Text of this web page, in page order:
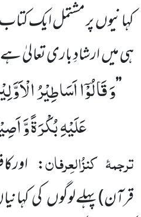
کہانیوںپر مشتمل ایک
ہی میںارشادِ باری تعالیٰ
’’وَ قَالُوْۤا اَسَاطِیْرُ
عَلَیْهِ بُكْرَةً وَّ
ترجمۂکنزُالعِرفان:
قرآن)پہلےلوگوںکی